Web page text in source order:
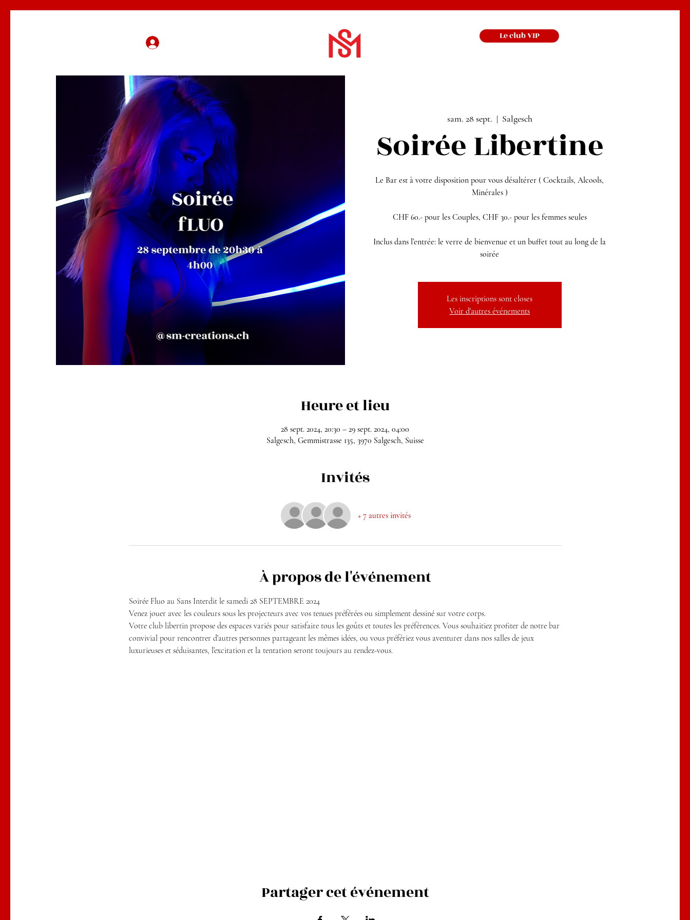
Le club VIP
sam. 28 sept.
  |
Salgesch
Soirée Libertine
Le Bar est à votre disposition pour vous désaltérer ( Cocktails, Alcools,
Minérales )
CHF 60.- pour les Couples, CHF 30.- pour les femmes seules
Inclus dans l’entrée: le verre de bienvenue et un buffet tout au long de la
soirée
Les inscriptions sont closes
Voir d'autres événements
Heure et lieu
28 sept. 2024, 20:30 – 29 sept. 2024, 04:00
Salgesch, Gemmistrasse 135, 3970 Salgesch, Suisse
Invités
+ 7 autres invités
À propos de l'événement
Soirée Fluo au Sans Interdit le samedi 28 SEPTEMBRE 2024
Venez jouer avec les couleurs sous les projecteurs avec vos tenues préférées ou simplement dessiné sur votre corps.
Votre club libertin propose des espaces variés pour satisfaire tous les goûts et toutes les préférences. Vous souhaitiez profiter de notre bar
convivial pour rencontrer d’autres personnes partageant les mêmes idées, ou vous préfériez vous aventurer dans nos salles de jeux
luxurieuses et séduisantes, l’excitation et la tentation seront toujours au rendez-vous.
Partager cet événement